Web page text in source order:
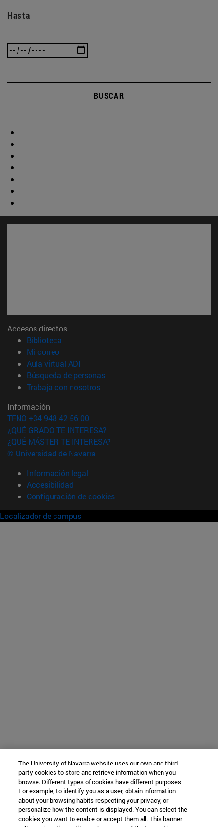
Hasta
BUSCAR
Accesos directos
Biblioteca
Mi correo(abre en nueva ventana)
Aula virtual ADI
Búsqueda de personas(abre en nueva ventana)
Trabaja con nosotros(abre en nueva ventana)
Información
TFNO +34 948 42 56 00
¿QUÉ GRADO TE INTERESA?
¿QUÉ MÁSTER TE INTERESA?
© Universidad de Navarra
Información legal
Accesibilidad
Configuración de cookies
Localizador de campus
The University of Navarra website uses our own and third-
party cookies to store and retrieve information when you
browse. Different types of cookies have different purposes.
For example, to identify you as a user, obtain information
about your browsing habits respecting your privacy, or
personalize how the content is displayed. You can select the
cookies you want to enable or accept them all. This banner